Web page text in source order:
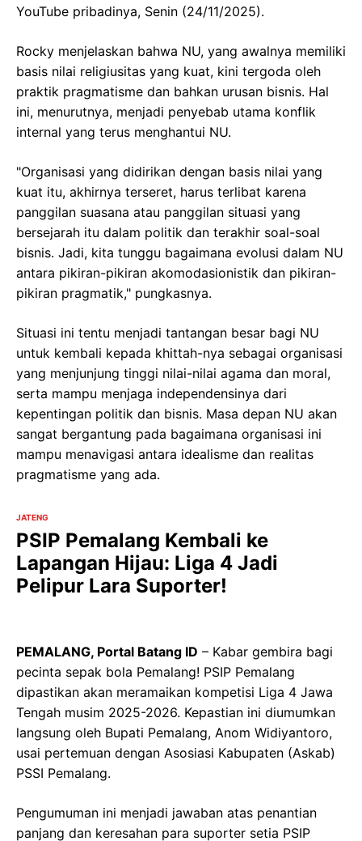
YouTube pribadinya, Senin (24/11/2025).
Rocky menjelaskan bahwa NU, yang awalnya memiliki
basis nilai religiusitas yang kuat, kini tergoda oleh
praktik pragmatisme dan bahkan urusan bisnis. Hal
ini, menurutnya, menjadi penyebab utama konflik
internal yang terus menghantui NU.
"Organisasi yang didirikan dengan basis nilai yang
kuat itu, akhirnya terseret, harus terlibat karena
panggilan suasana atau panggilan situasi yang
bersejarah itu dalam politik dan terakhir soal-soal
bisnis. Jadi, kita tunggu bagaimana evolusi dalam NU
antara pikiran-pikiran akomodasionistik dan pikiran-
pikiran pragmatik," pungkasnya.
Situasi ini tentu menjadi tantangan besar bagi NU
untuk kembali kepada khittah-nya sebagai organisasi
yang menjunjung tinggi nilai-nilai agama dan moral,
serta mampu menjaga independensinya dari
kepentingan politik dan bisnis. Masa depan NU akan
sangat bergantung pada bagaimana organisasi ini
mampu menavigasi antara idealisme dan realitas
pragmatisme yang ada.
JATENG
PSIP Pemalang Kembali ke
Lapangan Hijau: Liga 4 Jadi
Pelipur Lara Suporter!
PEMALANG, Portal Batang ID – Kabar gembira bagi
pecinta sepak bola Pemalang! PSIP Pemalang
dipastikan akan meramaikan kompetisi Liga 4 Jawa
Tengah musim 2025-2026. Kepastian ini diumumkan
langsung oleh Bupati Pemalang, Anom Widiyantoro,
usai pertemuan dengan Asosiasi Kabupaten (Askab)
PSSI Pemalang.
Pengumuman ini menjadi jawaban atas penantian
panjang dan keresahan para suporter setia PSIP